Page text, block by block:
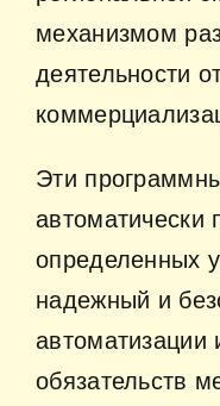
механизмом
деятельности
Эти
автоматически
определенных
надежный и
обязательств